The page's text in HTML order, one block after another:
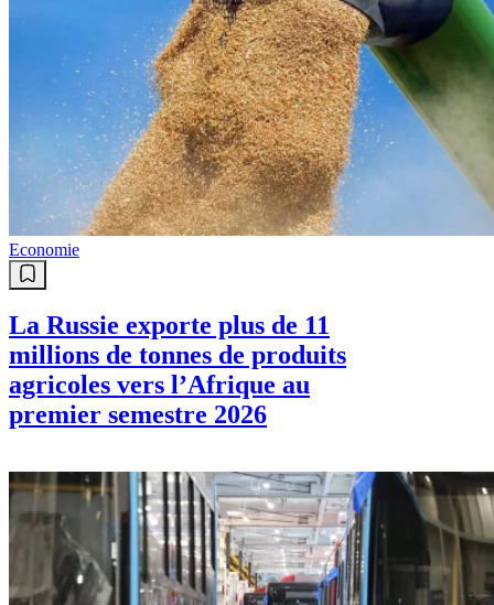
Economie
La Russie exporte plus de 11
millions de tonnes de produits
agricoles vers l’Afrique au
premier semestre 2026